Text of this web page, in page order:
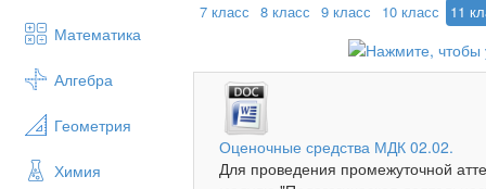
Математика
Алгебра
Геометрия
Химия
7 класс 8 класс 9 класс 10 класс 11
Оценочные средства МДК 02.02.
Для проведения промежуточной